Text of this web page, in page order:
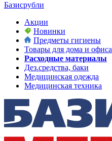
Базисрубли
Акции
Новинки
Предметы гигиены
Товары для дома и офиса
Расходные материалы
Дез.средства, баки
Медицинская одежда
Медицинская техника